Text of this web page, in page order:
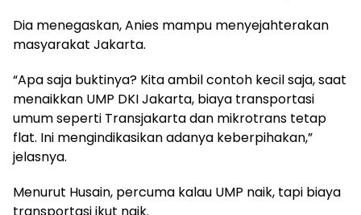
Dia menegaskan, Anies mampu menyejahterakan
masyarakat Jakarta.
“Apa saja buktinya? Kita ambil contoh kecil saja, saat
menaikkan UMP DKI Jakarta, biaya transportasi
umum seperti Transjakarta dan mikrotrans tetap
flat. Ini mengindikasikan adanya keberpihakan,”
jelasnya.
Menurut Husain, percuma kalau UMP naik, tapi biaya